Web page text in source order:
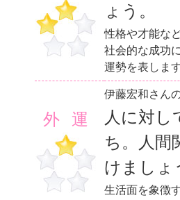
ょう。
性格や才能な
社会的な成功
運勢を表します
外運
伊藤宏和さん
人に対
ち。人間
けましょ
生活面を象徴